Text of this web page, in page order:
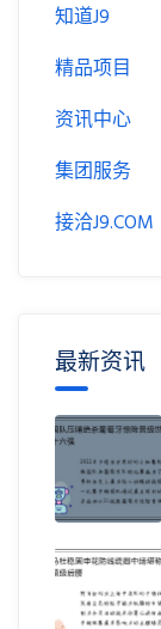
知道J9
精品项目
资讯中心
集团服务
接洽J9.COM
最新资讯